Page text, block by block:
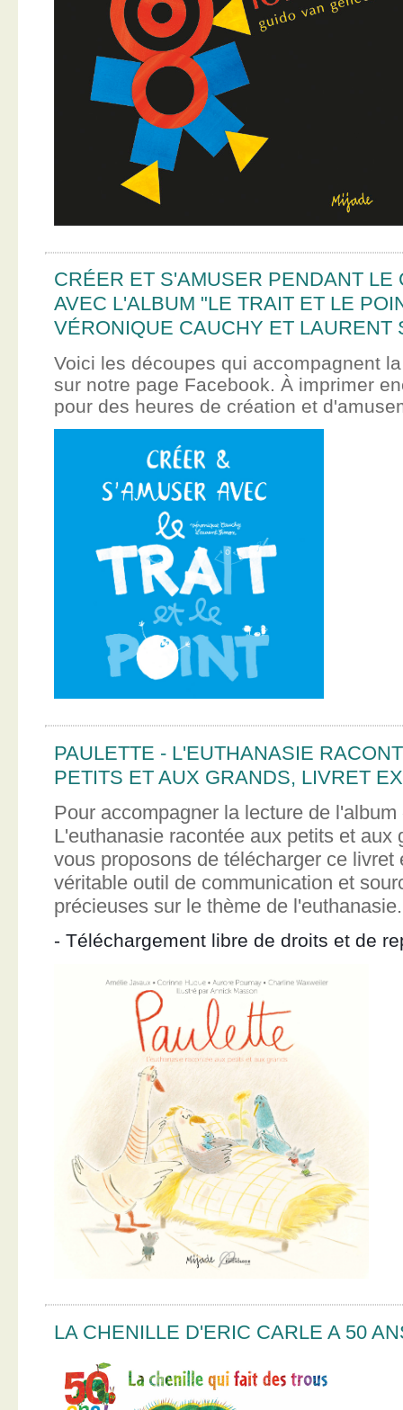
CRÉER ET S'AMUSER PENDANT LE
AVEC L'ALBUM "LE TRAIT ET LE
VÉRONIQUE CAUCHY ET LAURENT
Voici les découpes qui accompagnent
sur notre page Facebook. À imprimer
pour des heures de création et
PAULETTE - L'EUTHANASIE
PETITS ET AUX GRANDS, LIVRET
Pour accompagner la lecture de
L'euthanasie racontée aux petits et aux
vous proposons de télécharger ce livret
véritable outil de communication et
précieuses sur le thème de l'euthanasie.
- Téléchargement libre de droits et de
LA CHENILLE D'ERIC CARLE A 50